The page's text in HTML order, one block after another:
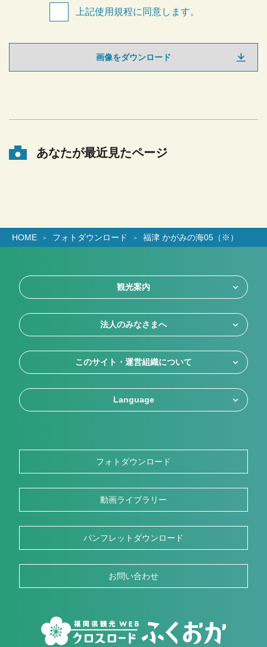
上記使用規程に同意します。
画像をダウンロード
あなたが最近見たページ
HOME フォトダウンロード 福津 かがみの海05（※）
観光案内
法人のみなさまへ
このサイト・運営組織について
Language
フォトダウンロード
動画ライブラリー
パンフレットダウンロード
お問い合わせ